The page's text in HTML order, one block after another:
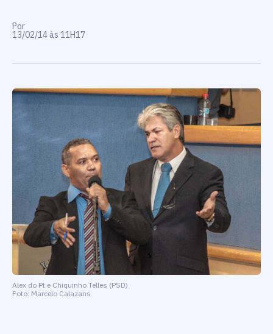
Por
13/02/14 às 11H17
Alex do Pt e Chiquinho Telles (PSD)
Foto: Marcelo Calazans